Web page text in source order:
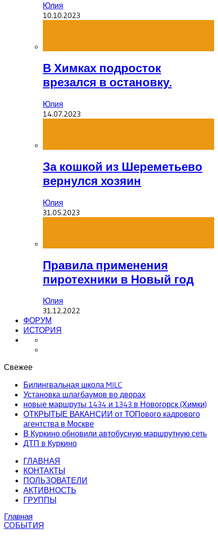
Юлия
10.10.2023
В Химках подросток
врезался в остановку.
Юлия
14.07.2023
За кошкой из Шереметьево
вернулся хозяин
Юлия
31.05.2023
Правила применения
пиротехники в Новый год
Юлия
31.12.2022
ФОРУМ
ИСТОРИЯ
Свежее
Билингвальная школа MILC
Установка шлагбаумов во дворах
новые маршруты 1434 и 1343 в Новогорск (Химки)
ОТКРЫТЫЕ ВАКАНСИИ от ТОПового кадрового
агентства в Москве
В Куркино обновили автобусную маршрутную сеть
ДТП в Куркино
ГЛАВНАЯ
КОНТАКТЫ
ПОЛЬЗОВАТЕЛИ
АКТИВНОСТЬ
ГРУППЫ
Главная
СОБЫТИЯ